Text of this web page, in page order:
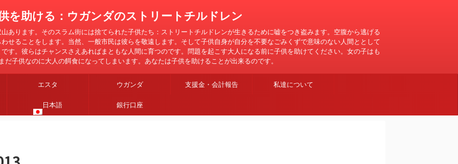
を助ける：ウガンダのストリートチルドレン
あります。そのスラム街には捨てられた子供たち：ストリートチルドレンが生きるために嘘をつき盗みます。空腹から逃げる
せることをします。当然、一般市民は彼らを敬遠します。そして子供自身が自分を不要なごみくずで意味のない人間ととして
す。彼らはチャンスさえあればまともな人間に育つのです。問題を起こす大人になる前に子供を助けてください。女の子はも
だ子供なのに大人の餌食になってしまいます。あなたは子供を助けることが出来るのです。
エスタ ウガンダ 支援金・会計報告 私達について
日本語 銀行口座